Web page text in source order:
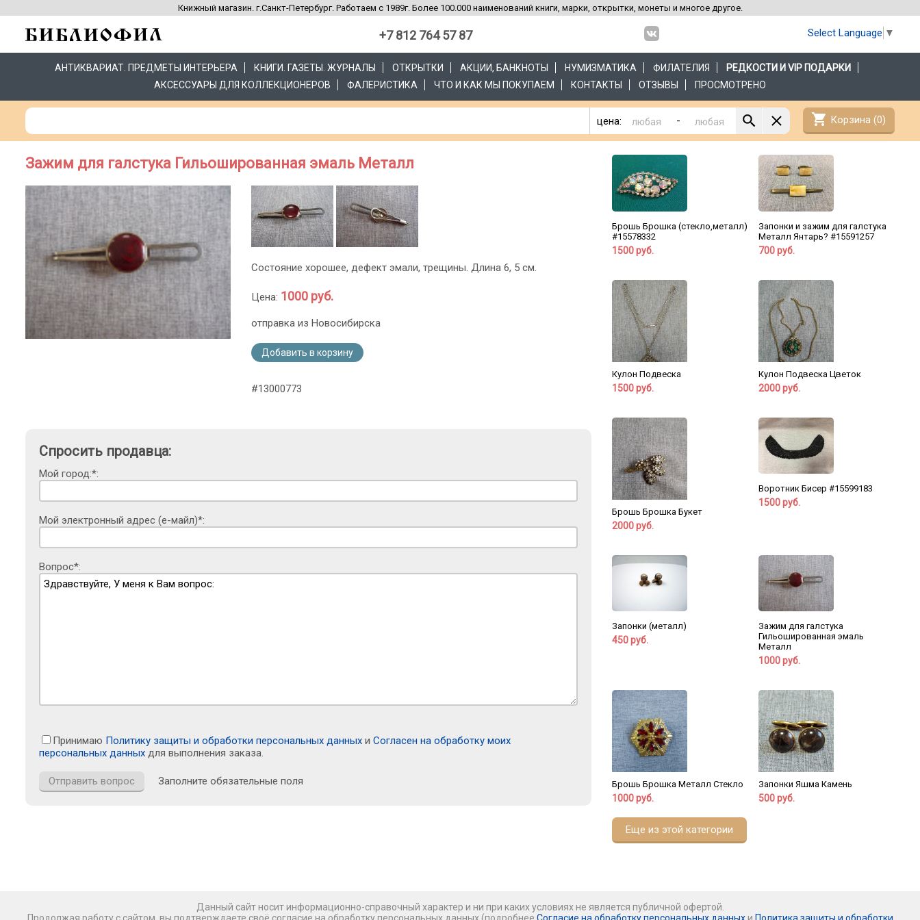
Книжный магазин. г.Санкт-Петербург. Работаем с 1989г. Более 100.000 наименований книги, марки, открытки, монеты и многое другое.
+7 812 764 57 87 Select Language ▼
АНТИКВАРИАТ. ПРЕДМЕТЫ ИНТЕРЬЕРА КНИГИ. ГАЗЕТЫ. ЖУРНАЛЫ ОТКРЫТКИ АКЦИИ, БАНКНОТЫ НУМИЗМАТИКА ФИЛАТЕЛИЯ
РЕДКОСТИ И VIP ПОДАРКИ
АКСЕССУАРЫ ДЛЯ КОЛЛЕКЦИОНЕРОВ
ФАЛЕРИСТИКА ЧТО И КАК МЫ ПОКУПАЕМ КОНТАКТЫ ОТЗЫВЫ ПРОСМОТРЕНО
цена: - shopping_cart Корзина (0)
Зажим для галстука Гильошированная эмаль Металл
Состояние хорошее, дефект эмали, трещины. Длина 6, 5 см.
Цена: 1000 руб.
отправка из Новосибирска
Добавить в корзину
#13000773
Спросить продавца:
Мой город:*:
Мой электронный адрес (е-майл)*:
Вопрос*:
Принимаю Политику защиты и обработки персональных данных и Согласен на обработку моих
персональных данных для выполнения заказа.
Заполните обязательные поля
Брошь Брошка (стекло,металл)
#15578332
1500 руб.
Запонки и зажим для галстука
Металл Янтарь? #15591257
700 руб.
Кулон Подвеска
1500 руб.
Кулон Подвеска Цветок
2000 руб.
Брошь Брошка Букет
2000 руб.
Воротник Бисер #15599183
1500 руб.
Запонки (металл)
450 руб.
Зажим для галстука
Гильошированная эмаль
Металл
1000 руб.
Брошь Брошка Металл Стекло
1000 руб.
Запонки Яшма Камень
500 руб.
Еще из этой категории
Данный сайт носит информационно-справочный характер и ни при каких условиях не является публичной офертой.